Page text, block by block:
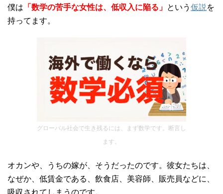
僕は 「数学の苦手な女性は、低収入に陥る」 という 仮説 を
持ってます。
グローバル社会で生き残るには、まず数学です。断言し
ます。
オカンや、うちの嫁が、そうだったのです。彼女たちは、
なぜか、低賃金である、飲食店、美容師、販売員などに、
吸収されてしまうのです。